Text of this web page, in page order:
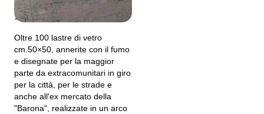
19 maggio - 11 giugno 1994
Oltre 100 lastre di vetro
cm.50×50, annerite con il fumo
e disegnate per la maggior
parte da extracomunitari in giro
per la città, per le strade e
anche all'ex mercato della
"Barona", realizzate in un arco